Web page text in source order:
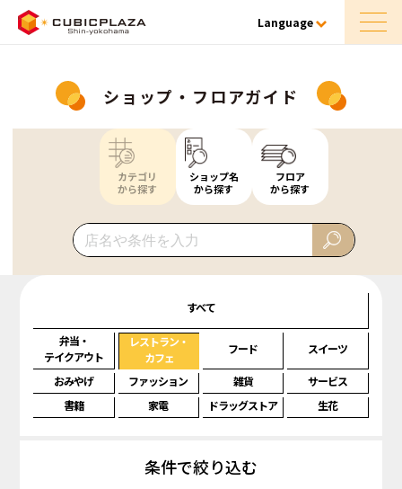
Language
ショップ・フロアガイド
カテゴリ
から探す
ショップ名
から探す
フロア
から探す
すべて
弁当・
テイクアウト
レストラン・
カフェ
フード スイーツ
おみやげ ファッション 雑貨
サービス
書籍
家電 ドラッグストア 生花
条件で絞り込む